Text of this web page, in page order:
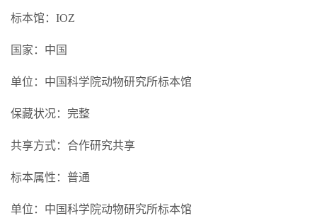
标本馆：IOZ
国家：中国
单位：中国科学院动物研究所标本馆
保藏状况：完整
共享方式：合作研究共享
标本属性：普通
单位：中国科学院动物研究所标本馆